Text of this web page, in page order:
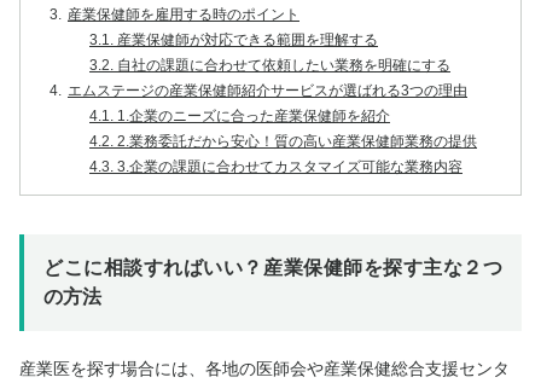
3. 産業保健師を雇用する時のポイント
3.1. 産業保健師が対応できる範囲を理解する
3.2. 自社の課題に合わせて依頼したい業務を明確にする
4. エムステージの産業保健師紹介サービスが選ばれる3つの理由
4.1. 1.企業のニーズに合った産業保健師を紹介
4.2. 2.業務委託だから安心！質の高い産業保健師業務の提供
4.3. 3.企業の課題に合わせてカスタマイズ可能な業務内容
どこに相談すればいい？産業保健師を探す主な２つ
の方法
産業医を探す場合には、各地の医師会や産業保健総合支援センタ